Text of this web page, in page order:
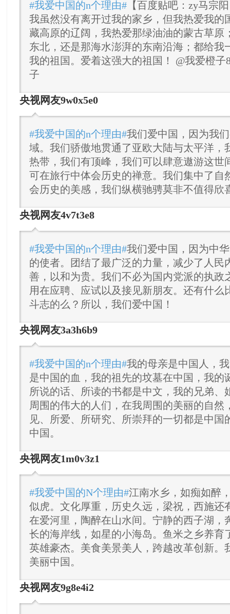
#我爱中国的n个理由# 【百度贴吧：zy马宗
我虽然没有离开过我的家乡，但我热爱我的
藏高原的辽阔，我热爱那绿油油的蒙古草原
东北，还是那海水澎湃的东南沿海；都给我
我的祖国。爱着这强大的祖国！ @我爱橙子
子
央视网友9w0x5e0
#我爱中国的n个理由#我们爱中国，因为我
域。我们骄傲地贯通了亚欧大陆与太平洋，
热带，我们有顶峰，我们可以肆意遨游这世
可在旅行中体会历史的禅意。我们集中了自
会历史的美感，我们纵横驰骋莫非不值得欣
央视网友4v7t3e8
#我爱中国的n个理由#我们爱中国，因为中
的使者。团结了最广泛的力量，减少了人民
善，以和为贵。我们不必为国内党派的执政
用在应聘、应试以及接见新朋友。还有什么
斗志的么？所以，我们爱中国！
央视网友3a3h6b9
#我爱中国的n个理由#我的母亲是中国人，
是中国的血，我的祖先的坟墓在中国，我的
所说的话、所读的书都是中文，我的兄弟、
周围的伟大的人们，在我周围的美丽的自然
见、所爱、所研究、所崇拜的一切都是中国
中国。
央视网友1m0v3z1
#我爱中国的N个理由#江南水乡，如痴如醉
似虎。文化厚重，历史久远，梁祝，西施还
在爱河里，陶醉在山水间。宁静的西子湖，
长的海岸线，如星的小海岛。鱼米之乡养育
英雄豪杰。美食美景美人，跨越改革创新。
美丽中国。
央视网友9g8e4i2